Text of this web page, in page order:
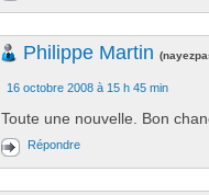
Philippe Martin (
16 octobre 2008 à 15 h 45 min
Toute une nouvelle. Bon
Répondre